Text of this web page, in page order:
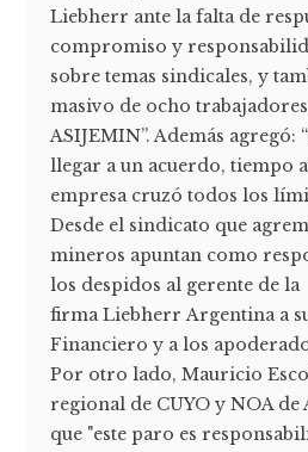
Liebherr ante la falta de
compromiso y
sobre temas sindicales, y
masivo de ocho
ASIJEMIN”. Además agregó:
llegar a un acuerdo, tiempo
empresa cruzó todos los
Desde el sindicato que
mineros apuntan como
los despidos al gerente de la
firma Liebherr Argentina a
Financiero y a los
Por otro lado, Mauricio
regional de CUYO y NOA de
que "este paro es